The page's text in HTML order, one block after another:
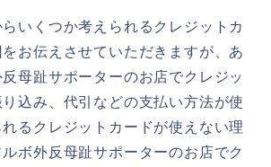
いくつか考えられるクレジットカ
お伝えさせていただきますが、あ
母趾サポーターのお店でクレジッ
り込み、代引などの支払い方法が使
るクレジットカードが使えない理
ボ外反母趾サポーターのお店でク